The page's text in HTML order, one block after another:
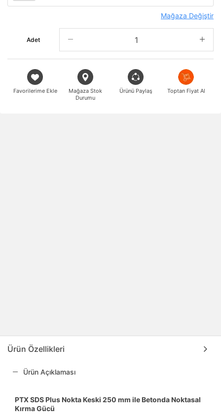
Mağaza Değiştir
Adet
Favorilerime Ekle
Mağaza Stok
Durumu
Ürünü Paylaş Toptan Fiyat Al
Ürün Özellikleri
Ürün Açıklaması
PTX SDS Plus Nokta Keski 250 mm ile Betonda Noktasal
Kırma Gücü